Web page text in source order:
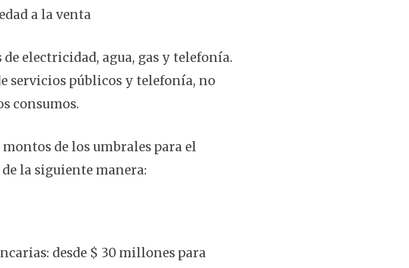
a la venta
electricidad, agua, gas y telefonía.
servicios públicos y telefonía, no
consumos.
de los umbrales para el
la siguiente manera:
desde $ 30 millones para